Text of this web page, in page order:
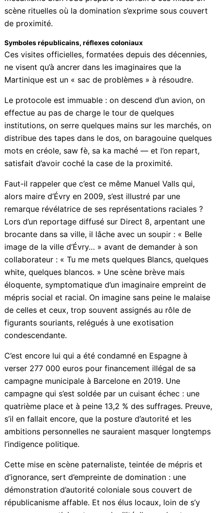
créole, ce que nos gouvernants locaux cherchent
vainement à résoudre depuis plus de 85 ans. Ce
scène rituelles où la domination s’exprime sous
couvert de proximité.
Symboles républicains, réflexes coloniaux
décennies, ne visent qu’à ancrer dans les imaginaires
que la Martinique est un « sac de problèmes » à
résoudre.
Le protocole est immuable : on descend d’un avion, on
effectue au pas de charge le tour de quelques
on distribue des tapes dans le dos, on baragouine
quelques mots en créole, saw fè, sa ka maché — et
l’on repart, satisfait d’avoir coché la case de la
proximité.
Faut-il rappeler que c’est ce même Manuel Valls qui,
alors maire d’Évry en 2009, s’est illustré par une
remarque révélatrice de ses représentations raciales ?
Lors d’un reportage diffusé sur Direct 8, arpentant une
brocante dans sa ville, il lâche avec un soupir : « Belle
image de la ville d’Évry… » avant de demander à son
collaborateur : « Tu me mets quelques Blancs,
quelques white, quelques blancos. » Une scène brève
empreint de mépris social et racial. On imagine sans
peine le malaise de celles et ceux, trop souvent
assignés au rôle de figurants souriants, relégués à une
exotisation condescendante.
C’est encore lui qui a été condamné en Espagne à
verser 277 000 euros pour financement illégal de sa
campagne municipale à Barcelone en 2019. Une
quatrième place et à peine 13,2 % des suffrages.
Preuve, s’il en fallait encore, que la posture d’autorité
et les ambitions personnelles ne sauraient masquer
longtemps l’indigence politique.